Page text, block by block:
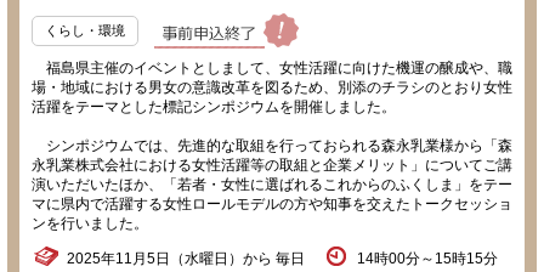
くらし・環境
福島県主催のイベントとしまして、女性活躍に向けた機運の醸成や、職
場・地域における男女の意識改革を図るため、別添のチラシのとおり女性
活躍をテーマとした標記シンポジウムを開催しました。
シンポジウムでは、先進的な取組を行っておられる森永乳業様から「森
永乳業株式会社における女性活躍等の取組と企業メリット」についてご講
演いただいたほか、「若者・女性に選ばれるこれからのふくしま」をテー
マに県内で活躍する女性ロールモデルの方や知事を交えたトークセッショ
ンを行いました。
2025年11月5日（水曜日）から 毎日 14時00分～15時15分